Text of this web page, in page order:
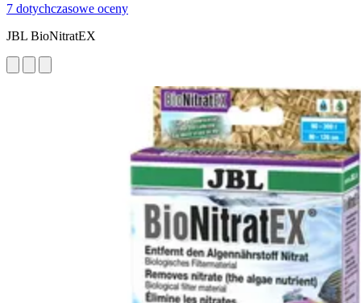
7 dotychczasowe oceny
JBL BioNitratEX